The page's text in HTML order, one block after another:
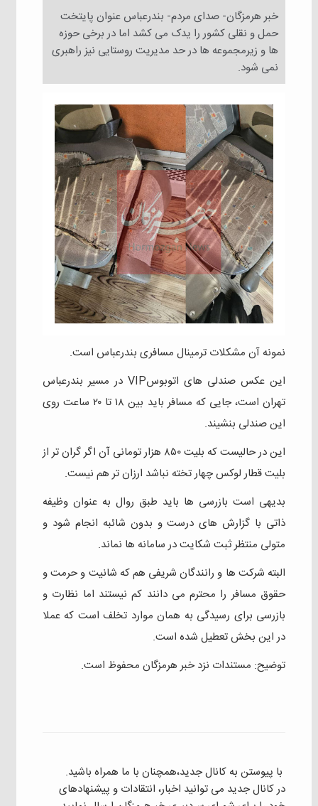
خبر هرمزگان- صدای مردم- بندرعباس عنوان پایتخت
حمل و نقلی کشور را یدک‌ می کشد اما در برخی حوزه
ها و‌ زیرمجموعه ها در حد مدیریت روستایی نیز راهبری
نمی شود.
نمونه آن مشکلات ترمینال مسافری بندرعباس است.
این عکس صندلی های اتوبوسVIP در مسیر بندرعباس
تهران است، جایی که مسافر باید بین ۱۸ تا ۲۰ ساعت روی
این صندلی بنشیند.
این در حالیست که بلیت ۸۵۰ هزار تومانی آن اگر گران تر از
بلیت قطار لوکس چهار تخته نباشد ارزان تر هم نیست.
بدیهی است بازرسی ها باید طبق روال به عنوان وظیفه
ذاتی با گزارش های درست و بدون شائبه انجام‌ شود و‌
متولی منتظر ثبت شکایت در سامانه ها نماند.
البته شرکت ها و‌ رانندگان شریفی هم که شانیت و‌ حرمت و‌
حقوق مسافر را محترم می دانند کم نیستند اما نظارت و‌
بازرسی برای رسیدگی به همان موارد تخلف است که عملا
در این بخش تعطیل شده است.
توضیح: مستندات نزد خبر هرمزگان محفوظ است.
با پیوستن به کانال جدید،همچنان با ما همراه باشید.
در کانال جدید می توانید اخبار، انتقادات و پیشنهادهای